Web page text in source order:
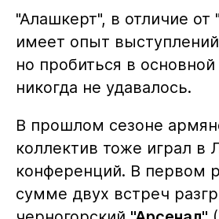
"Алашкерт", в отличие от
имеет опыт
но пробиться в
никогда не удавалось.
В прошлом сезоне
коллектив тоже играл в
конференций. В первом
сумме двух встреч